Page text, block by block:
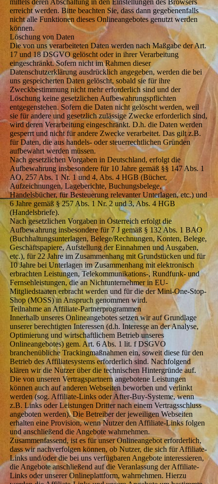
mittels deren Abschaltung in den Einstellungen des Browsers
erreicht werden. Bitte beachten Sie, dass dann gegebenenfalls
nicht alle Funktionen dieses Onlineangebotes genutzt werden
können.
Löschung von Daten
Die von uns verarbeiteten Daten werden nach Maßgabe der Art.
17 und 18 DSGVO gelöscht oder in ihrer Verarbeitung
eingeschränkt. Sofern nicht im Rahmen dieser
Datenschutzerklärung ausdrücklich angegeben, werden die bei
uns gespeicherten Daten gelöscht, sobald sie für ihre
Zweckbestimmung nicht mehr erforderlich sind und der
Löschung keine gesetzlichen Aufbewahrungspflichten
entgegenstehen. Sofern die Daten nicht gelöscht werden, weil
sie für andere und gesetzlich zulässige Zwecke erforderlich sind,
wird deren Verarbeitung eingeschränkt. D.h. die Daten werden
gesperrt und nicht für andere Zwecke verarbeitet. Das gilt z.B.
für Daten, die aus handels- oder steuerrechtlichen Gründen
aufbewahrt werden müssen.
Nach gesetzlichen Vorgaben in Deutschland, erfolgt die
Aufbewahrung insbesondere für 10 Jahre gemäß §§ 147 Abs. 1
AO, 257 Abs. 1 Nr. 1 und 4, Abs. 4 HGB (Bücher,
Aufzeichnungen, Lageberichte, Buchungsbelege,
Handelsbücher, für Besteuerung relevanter Unterlagen, etc.) und
6 Jahre gemäß § 257 Abs. 1 Nr. 2 und 3, Abs. 4 HGB
(Handelsbriefe).
Nach gesetzlichen Vorgaben in Österreich erfolgt die
Aufbewahrung insbesondere für 7 J gemäß § 132 Abs. 1 BAO
(Buchhaltungsunterlagen, Belege/Rechnungen, Konten, Belege,
Geschäftspapiere, Aufstellung der Einnahmen und Ausgaben,
etc.), für 22 Jahre im Zusammenhang mit Grundstücken und für
10 Jahre bei Unterlagen im Zusammenhang mit elektronisch
erbrachten Leistungen, Telekommunikations-, Rundfunk- und
Fernsehleistungen, die an Nichtunternehmer in EU-
Mitgliedstaaten erbracht werden und für die der Mini-One-Stop-
Shop (MOSS) in Anspruch genommen wird.
Teilnahme an Affiliate-Partnerprogrammen
Innerhalb unseres Onlineangebotes setzen wir auf Grundlage
unserer berechtigten Interessen (d.h. Interesse an der Analyse,
Optimierung und wirtschaftlichem Betrieb unseres
Onlineangebotes) gem. Art. 6 Abs. 1 lit. f DSGVO
branchenübliche Trackingmaßnahmen ein, soweit diese für den
Betrieb des Affiliatesystems erforderlich sind. Nachfolgend
klären wir die Nutzer über die technischen Hintergründe auf.
Die von unseren Vertragspartnern angebotene Leistungen
können auch auf anderen Webseiten beworben und verlinkt
werden (sog. Affiliate-Links oder After-Buy-Systeme, wenn
z.B. Links oder Leistungen Dritter nach einem Vertragsschluss
angeboten werden). Die Betreiber der jeweiligen Webseiten
erhalten eine Provision, wenn Nutzer den Affiliate-Links folgen
und anschließend die Angebote wahrnehmen.
Zusammenfassend, ist es für unser Onlineangebot erforderlich,
dass wir nachverfolgen können, ob Nutzer, die sich für Affiliate-
Links und/oder die bei uns verfügbaren Angebote interessieren,
die Angebote anschließend auf die Veranlassung der Affiliate-
Links oder unserer Onlineplattform, wahrnehmen. Hierzu